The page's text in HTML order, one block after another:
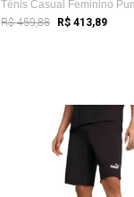
R$ 459,88 R$ 413,89